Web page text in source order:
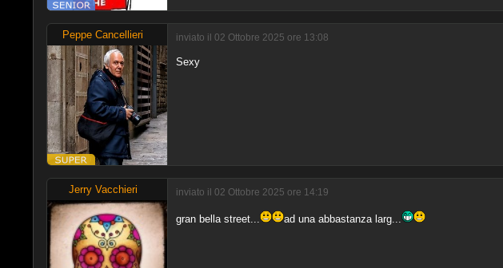
Peppe Cancellieri inviato il 02 Ottobre 2025 ore 13:08
Sexy
Jerry Vacchieri inviato il 02 Ottobre 2025 ore 14:19
gran bella street... ad una abbastanza larg...